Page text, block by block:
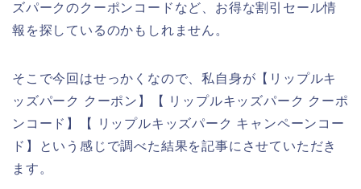
ズパークのクーポンコードなど、お得な割引セール情
報を探しているのかもしれません。
そこで今回はせっかくなので、私自身が【リップルキ
ッズパーク クーポン】【 リップルキッズパーク クーポ
ンコード】【 リップルキッズパーク キャンペーンコー
ド】という感じで調べた結果を記事にさせていただき
ます。